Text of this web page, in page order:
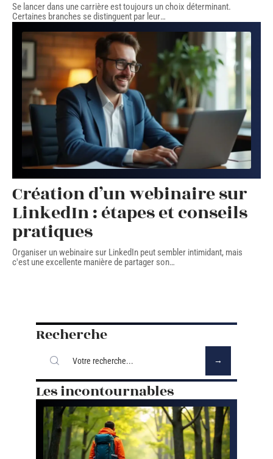
Se lancer dans une carrière est toujours un choix déterminant.
Certaines branches se distinguent par leur…
Création d’un webinaire sur
LinkedIn : étapes et conseils
pratiques
Organiser un webinaire sur LinkedIn peut sembler intimidant, mais
c'est une excellente manière de partager son…
Recherche
Les incontournables